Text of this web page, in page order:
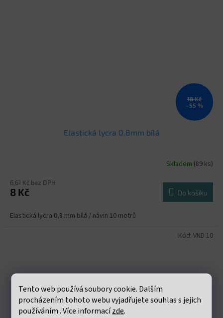
Tento web používá soubory cookie. Dalším
procházením tohoto webu vyjadřujete souhlas s jejich
používáním.. Více informacízde.
18 Kč
–55 %
Elastická lycra 0.8mm bílá
Skladem (89 ks)
6,61 Kč bez DPH
8 Kč Do košíku
Elastická lycra 0,8 mm bílá / návin 10 metrů
Kód: VND 10